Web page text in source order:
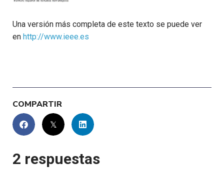
Una versión más completa de este texto se puede ver
en http://www.ieee.es
COMPARTIR
2 respuestas